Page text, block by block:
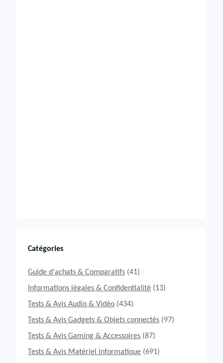
Catégories
Guide d'achats & Comparatifs (41)
Informations légales & Confidentialité (13)
Tests & Avis Audio & Vidéo (434)
Tests & Avis Gadgets & Objets connectés (97)
Tests & Avis Gaming & Accessoires (87)
Tests & Avis Matériel informatique (691)